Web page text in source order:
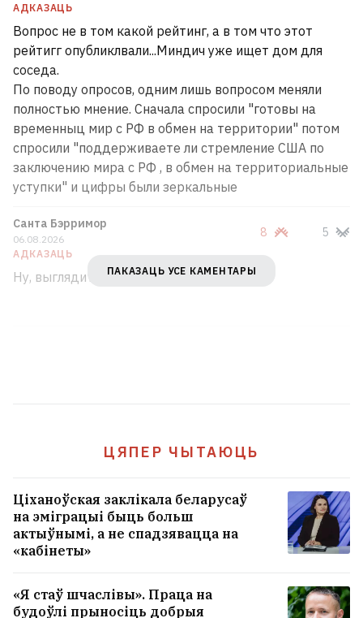
АДКАЗАЦЬ
Вопрос не в том какой рейтинг, а в том что этот
рейтигг опубликлвали...Миндич уже ищет дом для
соседа.
По поводу опросов, одним лишь вопросом меняли
полностью мнение. Сначала спросили "готовы на
временныц мир с РФ в обмен на территории" потом
спросили "поддерживаете ли стремление США по
заключению мира с РФ , в обмен на территориальные
уступки" и цифры были зеркальные
Санта Бэрримор
06.08.2026
АДКАЗАЦЬ
8 5
Ну, выглядит правдоподобно.
ПАКАЗАЦЬ УСЕ КАМЕНТАРЫ
ЦЯПЕР ЧЫТАЮЦЬ
Ціханоўская заклікала беларусаў
на эміграцыі быць больш
актыўнымі, а не спадзявацца на
«кабінеты»
«Я стаў шчаслівы». Праца на
будоўлі прыносіць добрыя